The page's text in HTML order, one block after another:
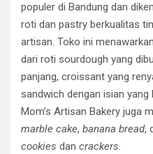
populer di Bandung dan
roti dan pastry berkualitas
artisan. Toko ini
dari roti sourdough yang
panjang, croissant yang
sandwich dengan isian
Mom’s Artisan Bakery juga
marble cake, banana bread,
cookies dan crackers.